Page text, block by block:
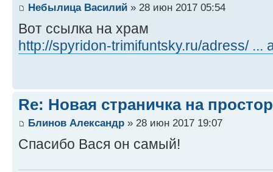
Небылица Василий » 28 июн 2017 05:54
Вот ссылка на храм
http://spyridon-trimifuntsky.ru/adress/ ...
Re: Новая страничка на
Блинов Александр » 28 июн 2017 19:07
Спасибо Вася он самый!